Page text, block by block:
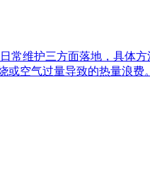
常维护三方面落地，具体方
或空气过量导致的热量浪费